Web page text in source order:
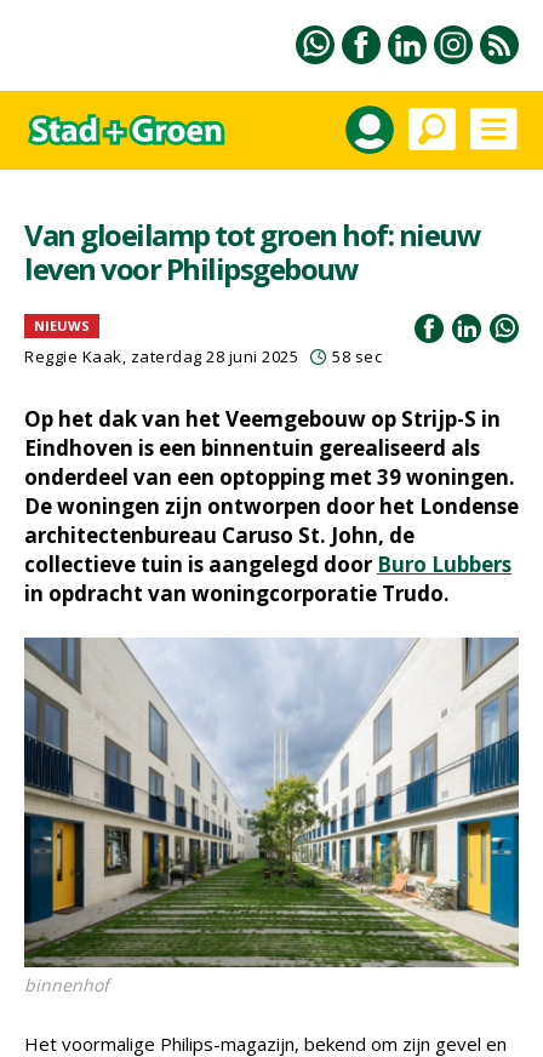
Van gloeilamp tot groen hof: nieuw
leven voor Philipsgebouw
NIEUWS
Reggie Kaak, zaterdag 28 juni 2025 58 sec
Op het dak van het Veemgebouw op Strijp-S in
Eindhoven is een binnentuin gerealiseerd als
onderdeel van een optopping met 39 woningen.
De woningen zijn ontworpen door het Londense
architectenbureau Caruso St. John, de
collectieve tuin is aangelegd door Buro Lubbers
in opdracht van woningcorporatie Trudo.
binnenhof
Het voormalige Philips-magazijn, bekend om zijn gevel en